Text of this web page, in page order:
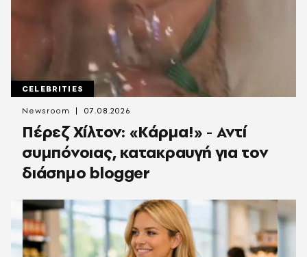
CELEBRITIES
Πέρεζ Χίλτον: «Κάρμα!» - Αντί
συμπόνοιας, κατακραυγή για τον
διάσημο blogger
Newsroom 07.08.2026